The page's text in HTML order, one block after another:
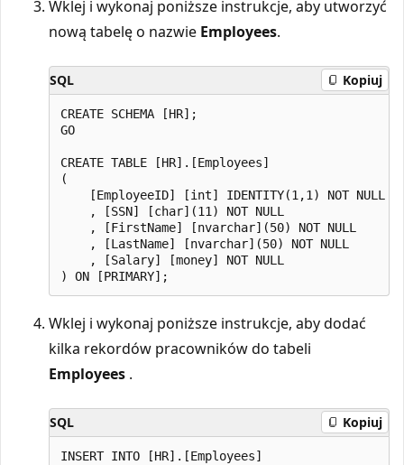
Wklej i wykonaj poniższe instrukcje, aby utworzyć
nową tabelę o nazwie Employees.
SQL Kopiuj
CREATE SCHEMA [HR];
GO
CREATE TABLE [HR].[Employees]
(
    [EmployeeID] [int] IDENTITY(1,1) NOT NULL
    , [SSN] [char](11) NOT NULL
    , [FirstName] [nvarchar](50) NOT NULL
    , [LastName] [nvarchar](50) NOT NULL
    , [Salary] [money] NOT NULL
Wklej i wykonaj poniższe instrukcje, aby dodać
kilka rekordów pracowników do tabeli
Employees .
SQL Kopiuj
INSERT INTO [HR].[Employees]